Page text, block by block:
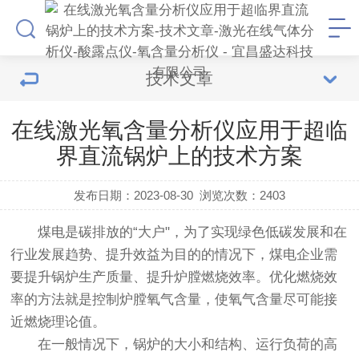
技术文章
在线激光氧含量分析仪应用于超临
界直流锅炉上的技术方案
发布日期：2023-08-30 浏览次数： 2403
煤电是碳排放的“大户"，为了实现绿色低碳发展和在
行业发展趋势、提升效益为目的的情况下，煤电企业需
要提升锅炉生产质量、提升炉膛燃烧效率。优化燃烧效
率的方法就是控制炉膛氧气含量，使氧气含量尽可能接
近燃烧理论值。
在一般情况下，锅炉的大小和结构、运行负荷的高